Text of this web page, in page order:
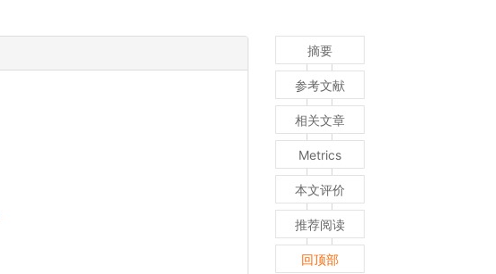
摘要
参考文献
相关文章
Metrics
本文评价
推荐阅读
回顶部